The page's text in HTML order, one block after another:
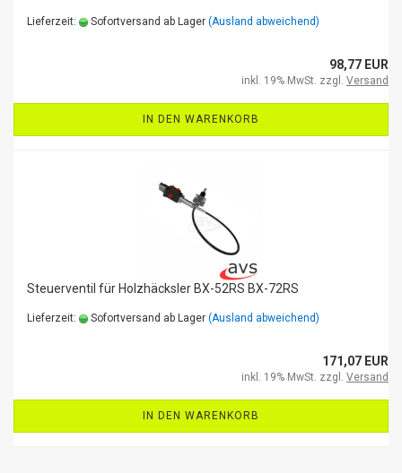
Lieferzeit: Sofortversand ab Lager (Ausland abweichend)
98,77 EUR
inkl. 19% MwSt. zzgl. Versand
IN DEN WARENKORB
Steuerventil für Holzhäcksler BX-52RS BX-72RS
Lieferzeit: Sofortversand ab Lager (Ausland abweichend)
171,07 EUR
inkl. 19% MwSt. zzgl. Versand
IN DEN WARENKORB